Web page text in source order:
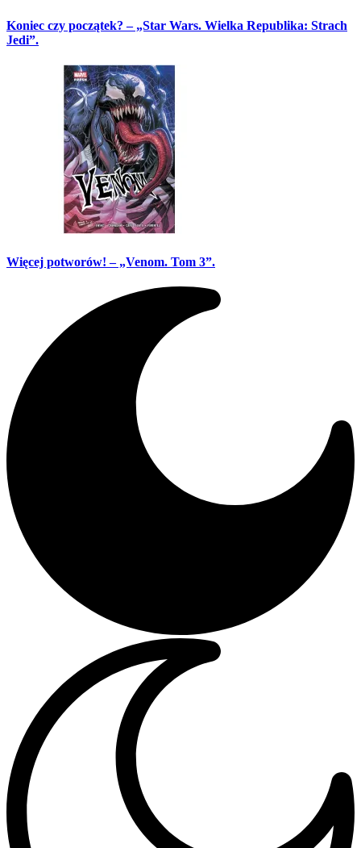
Koniec czy początek? – „Star Wars. Wielka Republika: Strach
Jedi”.
Więcej potworów! – „Venom. Tom 3”.